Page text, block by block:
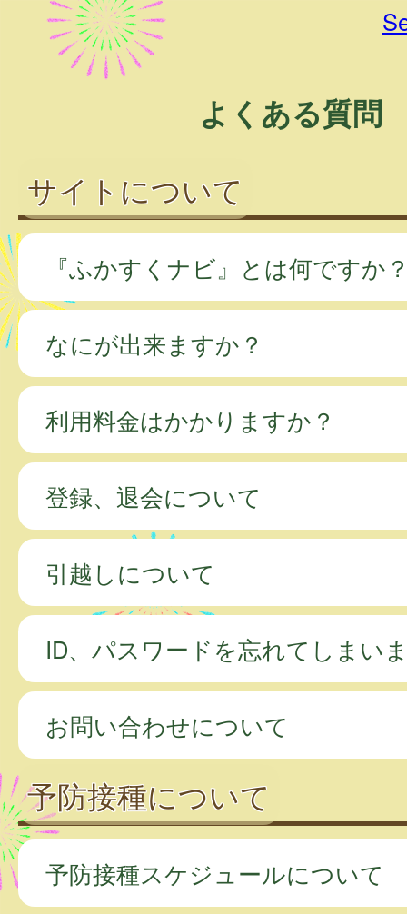
よくある質問
サイトについて
『ふかすくナビ』とは何ですか
なにが出来ますか？
利用料金はかかりますか？
登録、退会について
引越しについて
ID、パスワードを忘れてしまい
お問い合わせについて
予防接種について
予防接種スケジュールについて